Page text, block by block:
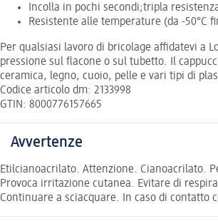
Incolla in pochi secondi;tripla
Resistente alle temperature (da -50°C
Per qualsiasi lavoro di bricolage affidatevi a
pressione sul flacone o sul tubetto. Il
ceramica, legno, cuoio, pelle e vari tipi di
Codice articolo dm: 2133998
GTIN: 8000776157665
Avvertenze
Etilcianoacrilato. Attenzione. Cianoacrilato.
Provoca irritazione cutanea. Evitare di
Continuare a sciacquare. In caso di contatto